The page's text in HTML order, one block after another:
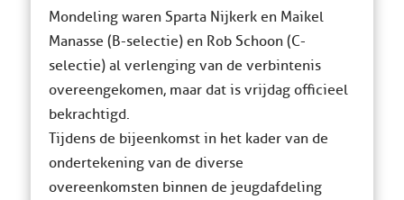
Mondeling waren Sparta Nijkerk en Maikel
Manasse (B-selectie) en Rob Schoon (C-
selectie) al verlenging van de verbintenis
overeengekomen, maar dat is vrijdag officieel
bekrachtigd.
Tijdens de bijeenkomst in het kader van de
ondertekening van de diverse
overeenkomsten binnen de jeugdafdeling